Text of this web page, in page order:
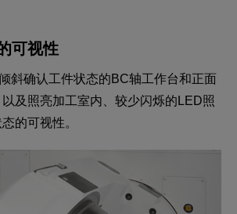
可视性
斜确认工件状态的BC轴工作台和正面
及照亮加工室内、较少闪烁的LED照
的可视性。